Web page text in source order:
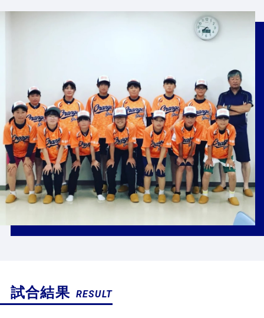
試合結果 RESULT